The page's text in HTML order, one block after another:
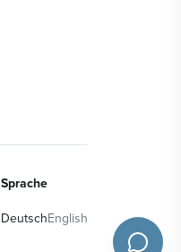
Sprache
DeutschEnglish